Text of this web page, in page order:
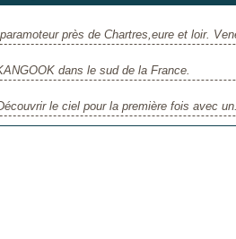
près de Chartres,eure et loir.
dans le sud de la France.
le ciel pour la première fois avec